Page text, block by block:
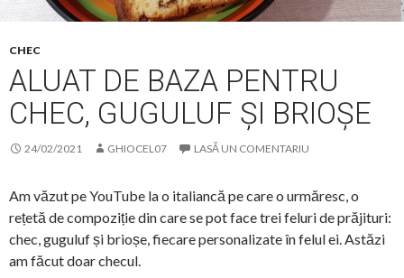
CHEC
ALUAT DE BAZA PENTRU
CHEC, GUGULUF ȘI BRIOȘE
24/02/2021 GHIOCEL07 LASĂ UN COMENTARIU
Am văzut pe YouTube la o italiancă pe care o urmăresc, o
rețetă de compoziție din care se pot face trei feluri de prăjituri:
chec, guguluf și brioșe, fiecare personalizate în felul ei. Astăzi
am făcut doar checul.